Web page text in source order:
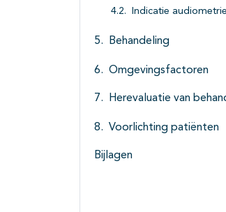
Indicatie audiometrie
Behandeling
Omgevingsfactoren
Herevaluatie van
Voorlichting patiënten
Bijlagen